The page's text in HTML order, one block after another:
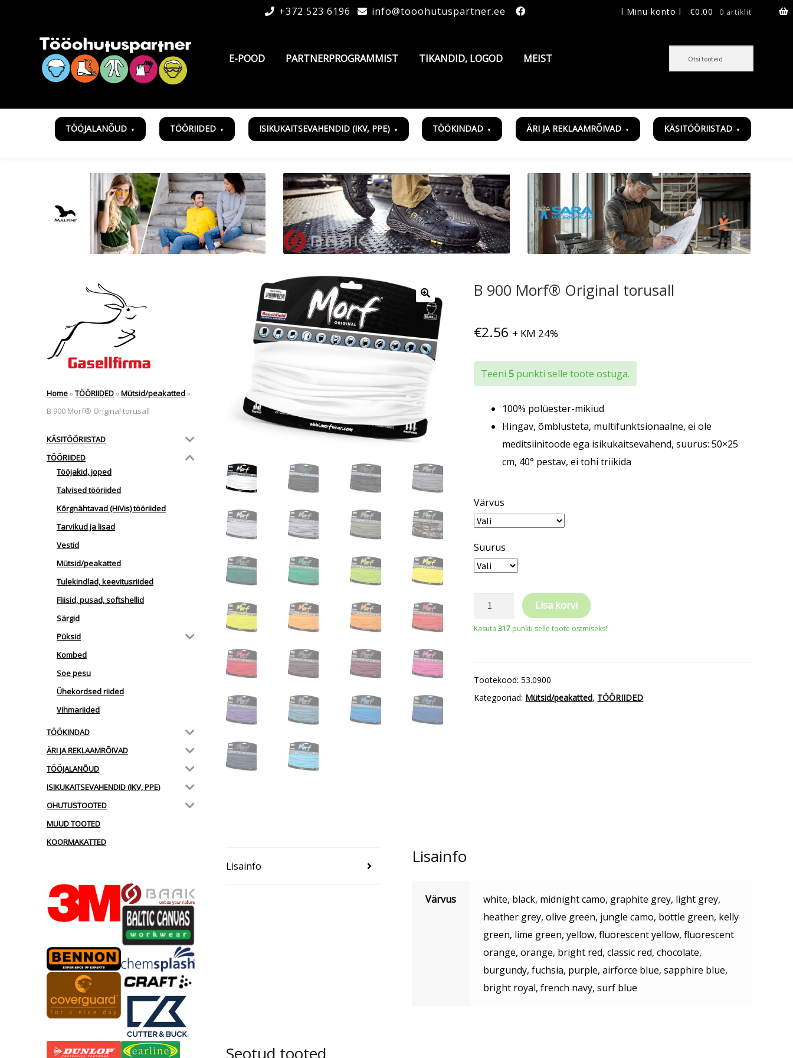
€0.00 0 artiklit
+372 523 6196 info@tooohutuspartner.ee l Minu konto l
E-POOD PARTNERPROGRAMMIST TIKANDID, LOGOD MEIST
TÖÖJALANÕUD TÖÖRIIDED ISIKUKAITSEVAHENDID (IKV, PPE) TÖÖKINDAD ÄRI JA REKLAAMRÕIVAD KÄSITÖÖRIISTAD
B 900 Morf® Original torusall
€2.56 + KM 24%
Teeni5 punkti selle toote ostuga.
100% polüester-mikiud
Hingav, õmblusteta, multifunktsionaalne, ei ole
meditsiinitoode ega isikukaitsevahend, suurus: 50×25
cm, 40° pestav, ei tohi triikida
Värvus
Suurus
Lisa korvi
Kasuta317 punkti selle toote ostmiseks!
Tootekood:53.0900
Kategooriad: Mütsid/peakatted, TÖÖRIIDED
Lisainfo Lisainfo
Värvus
white, black, midnight camo, graphite grey, light grey,
heather grey, olive green, jungle camo, bottle green, kelly
green, lime green, yellow, fluorescent yellow, fluorescent
orange, orange, bright red, classic red, chocolate,
burgundy, fuchsia, purple, airforce blue, sapphire blue,
bright royal, french navy, surf blue
Seotud tooted
Home»TÖÖRIIDED»Mütsid/peakatted»
B 900 Morf® Original torusall
KÄSITÖÖRIISTAD
TÖÖRIIDED
Tööjakid, joped
Talvised tööriided
Kõrgnähtavad (HiVis) tööriided
Tarvikud ja lisad
Vestid
Mütsid/peakatted
Tulekindlad, keevitusriided
Fliisid, pusad, softshellid
Särgid
Püksid
Kombed
Soe pesu
Ühekordsed riided
Vihmariided
TÖÖKINDAD
ÄRI JA REKLAAMRÕIVAD
TÖÖJALANÕUD
ISIKUKAITSEVAHENDID (IKV, PPE)
OHUTUSTOOTED
MUUD TOOTED
KOORMAKATTED